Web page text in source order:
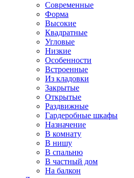
Современные
Форма
Высокие
Квадратные
Угловые
Низкие
Особенности
Встроенные
Из кладовки
Закрытые
Открытые
Раздвижные
Гардеробные шкафы
Назначение
В комнату
В нишу
В спальню
В частный дом
На балкон